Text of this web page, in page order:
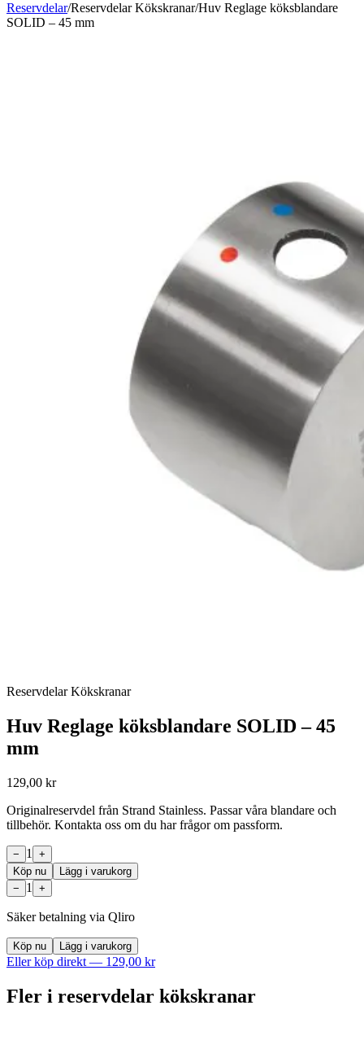
Reservdelar/Reservdelar Kökskranar/Huv Reglage köksblandare
SOLID – 45 mm
Reservdelar Kökskranar
Huv Reglage köksblandare SOLID – 45
mm
129,00 kr
Originalreservdel från Strand Stainless. Passar våra blandare och
tillbehör. Kontakta oss om du har frågor om passform.
− 1
+
Köp nu
Lägg i varukorg
−
1 +
Säker betalning via Qliro
Köp nu Lägg i varukorg
Eller köp direkt — 129,00 kr
Fler i reservdelar kökskranar